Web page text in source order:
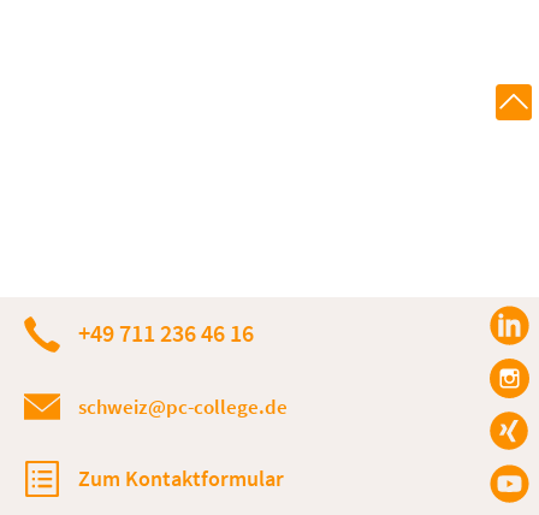
+49 711 236 46 16
schweiz@pc-college.de
Zum Kontaktformular